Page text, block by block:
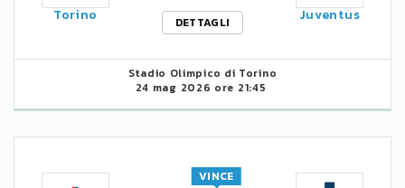
Torino
DETTAGLI
Juventus
Stadio Olimpico di Torino
24 mag 2026 ore 21:45
VINCE